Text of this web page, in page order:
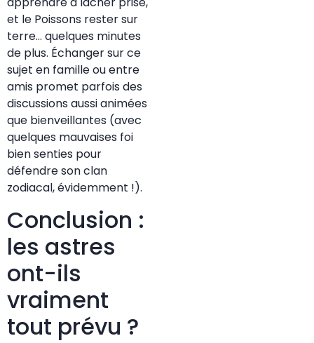
et le Poissons rester sur
terre… quelques minutes
de plus. Échanger sur ce
sujet en famille ou entre
amis promet parfois des
discussions aussi animées
que bienveillantes (avec
quelques mauvaises foi
bien senties pour
défendre son clan
zodiacal, évidemment !).
Conclusion :
les astres
ont-ils
vraiment
tout prévu ?